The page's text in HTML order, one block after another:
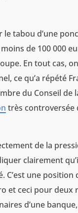
tabou d’une
de 100 000
En tout cas,
ce qu’a répété
du Conseil de
très controversée
de la
clairement
C’est une
et ceci pour deux
d’une